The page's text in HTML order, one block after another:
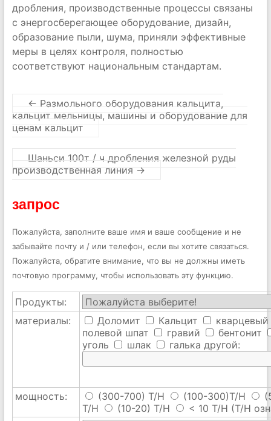
дробления, производственные процессы связаны
с энергосберегающее оборудование, дизайн,
образование пыли, шума, приняли эффективные
меры в целях контроля, полностью
соответствуют национальным стандартам.
← Размольного оборудования кальцита,
кальцит мельницы, машины и оборудование для
ценам кальцит
Шаньси 100т / ч дробления железной руды
производственная линия →
запрос
Пожалуйста, заполните ваше имя и ваше сообщение и не
забывайте почту и / или телефон, если вы хотите связаться.
Пожалуйста, обратите внимание, что вы не должны иметь
почтовую программу, чтобы использовать эту функцию.
Продукты:
материалы:
Доломит Кальцит
кварцевый
полевой шпат
гравий
бентонит
уголь
шлак галька другой:
мощность: (300-700) T/H (100-300)T/H
T/H
(10-20) T/H < 10 T/H (T/H